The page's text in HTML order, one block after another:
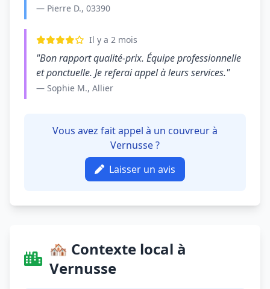
— Pierre D., 03390
Il y a 2 mois
"Bon rapport qualité-prix. Équipe professionnelle
et ponctuelle. Je referai appel à leurs services."
— Sophie M., Allier
Vous avez fait appel à un couvreur à
Vernusse ?
Laisser un avis
🏘️ Contexte local à
Vernusse